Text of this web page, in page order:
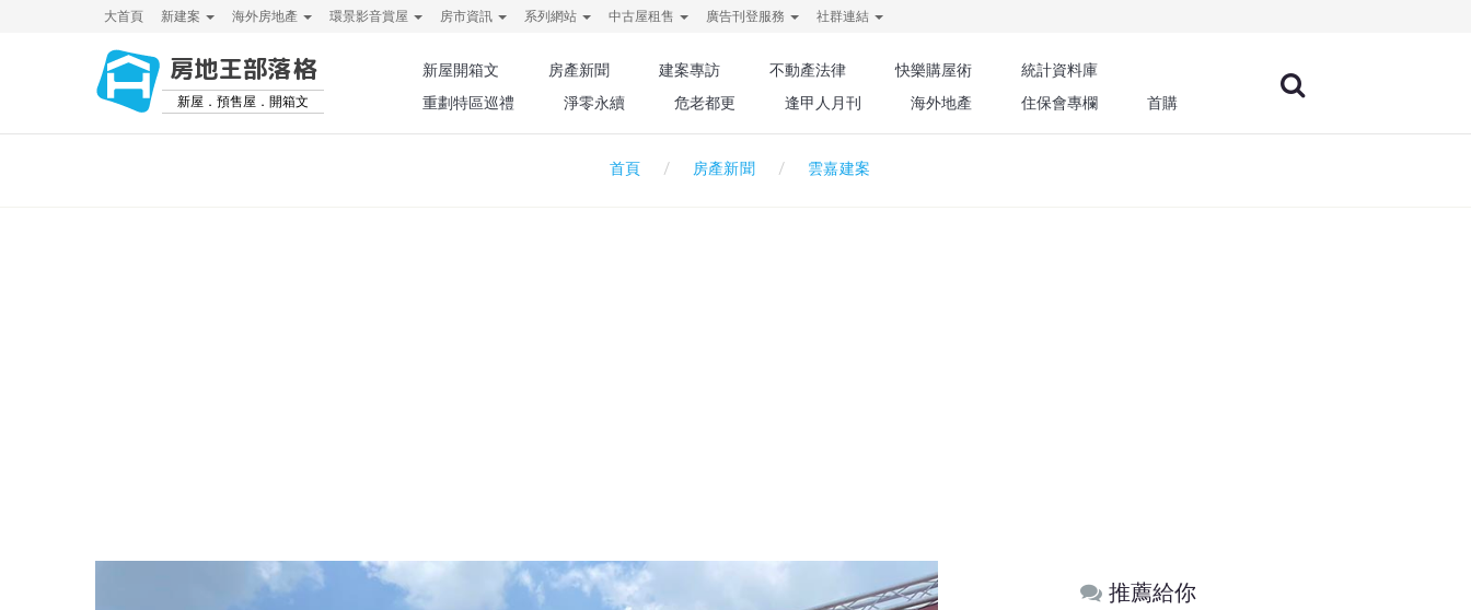
大首頁 新建案 海外房地產 環景影音賞屋 房市資訊 系列網站 中古屋租售 廣告刊登服務 社群連結
房地王部落格
新屋．預售屋．開箱文
新屋開箱文 房產新聞 建案專訪 不動產法律 快樂購屋術
統計資料庫
重劃特區巡禮
淨零永續 危老都更 逢甲人月刊 海外地產 住保會專欄 首購
首頁 房產新聞 雲嘉建案
推薦給你